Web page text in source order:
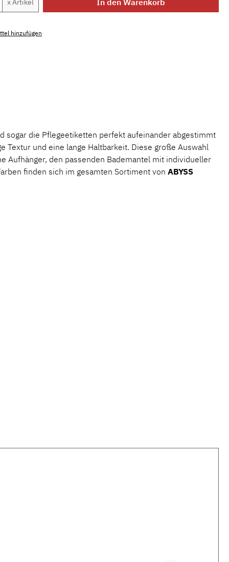
x Artikel In den Warenkorb
hinzufügen
sogar die Pflegeetiketten perfekt aufeinander abgestimmt
Textur und eine lange Haltbarkeit. Diese große Auswahl
Aufhänger, den passenden Bademantel mit individueller
finden sich im gesamten Sortiment von ABYSS